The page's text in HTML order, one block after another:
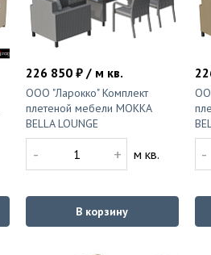
226 850 ₽ / м кв.
ООО "Ларокко" Комплект
плетеной мебели MOKKA
BELLA LOUNGE
- + м кв.
В корзину
-